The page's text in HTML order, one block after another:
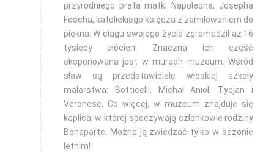
przyrodniego brata matki Napoleona, Josepha
Fescha, katolickiego księdza z zamiłowaniem do
piękna. W ciągu swojego życia zgromadził aż 16
tysięcy płócien! Znaczna ich część
eksponowana jest w murach muzeum. Wśród
sław są przedstawiciele włoskiej szkoły
malarstwa: Botticelli, Michał Anioł, Tycjan i
Veronese. Co więcej, w muzeum znajduje się
kaplica, w której spoczywają członkowie rodziny
Bonaparte. Można ją zwiedzać tylko w sezonie
letnim!